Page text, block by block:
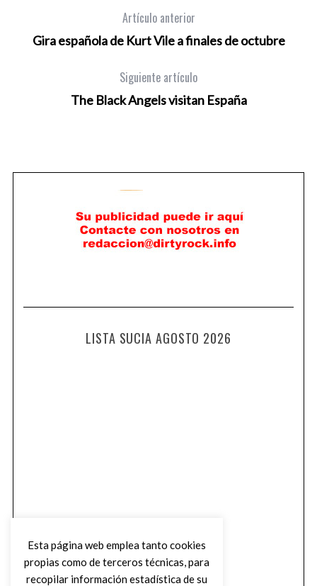
Artículo anterior
Gira española de Kurt Vile a finales de octubre
Siguiente artículo
The Black Angels visitan España
LISTA SUCIA AGOSTO 2026
Esta página web emplea tanto cookies
propias como de terceros técnicas, para
recopilar información estadística de su